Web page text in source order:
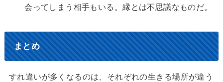
会ってしまう相手もいる。縁とは不思議なものだ。
まとめ
すれ違いが多くなるのは、それぞれの生きる場所が違う